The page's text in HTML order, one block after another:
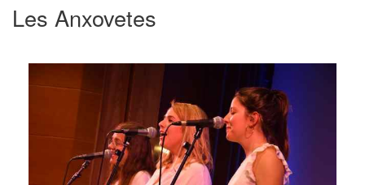
Les Anxovetes